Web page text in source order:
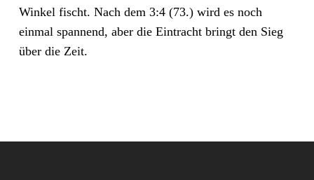
Winkel fischt. Nach dem 3:4 (73.) wird es noch
einmal spannend, aber die Eintracht bringt den Sieg
über die Zeit.